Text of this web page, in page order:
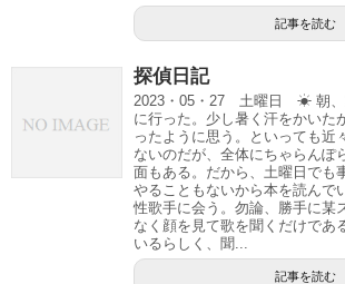
記事を読む
探偵日記
2023・05・27 土曜日 ☀ 朝、
に行った。少し暑く汗をかいた
ったように思う。といっても近
ないのだが、全体にちゃらんぽ
面もある。だから、土曜日でも
やることもないから本を読んで
性歌手に会う。勿論、勝手に某
なく顔を見て歌を聞くだけであ
いるらしく、聞...
記事を読む